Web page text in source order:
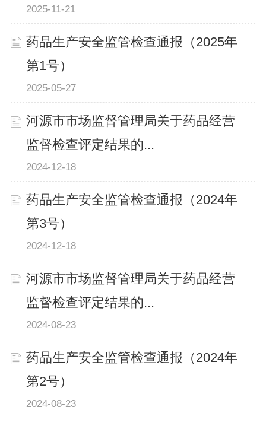
2025-11-21
药品生产安全监管检查通报（2025年
第1号）
2025-05-27
河源市市场监督管理局关于药品经营
监督检查评定结果的...
2024-12-18
药品生产安全监管检查通报（2024年
第3号）
2024-12-18
河源市市场监督管理局关于药品经营
监督检查评定结果的...
2024-08-23
药品生产安全监管检查通报（2024年
第2号）
2024-08-23